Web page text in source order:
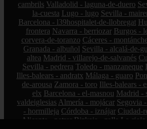
cambrils Valladolid - laguna-de-duero
la-cuesta Lugo - lugo Sevilla -
Barcelona - l39hospitalet-de-llobregat
frontera Navarra - berriozar Burgos -
corvera-de-toranzo Cáceres -
Granada - albuñol Sevilla - alcalá-de-
altea Madrid - villarejo-de-salvanés
Sevilla - pedrera Toledo - manzaneque
Illes-balears - andratx Málaga - guaro
de-arousa Zamora - toro Illes-balears -
elx Barcelona - el-masnou Madrid -
valdeiglesias Almería - mojácar Segovia
- hormilleja Córdoba - iznájar Ciudad-
Alicante - petrer Bizkaia - zalla La-rioja